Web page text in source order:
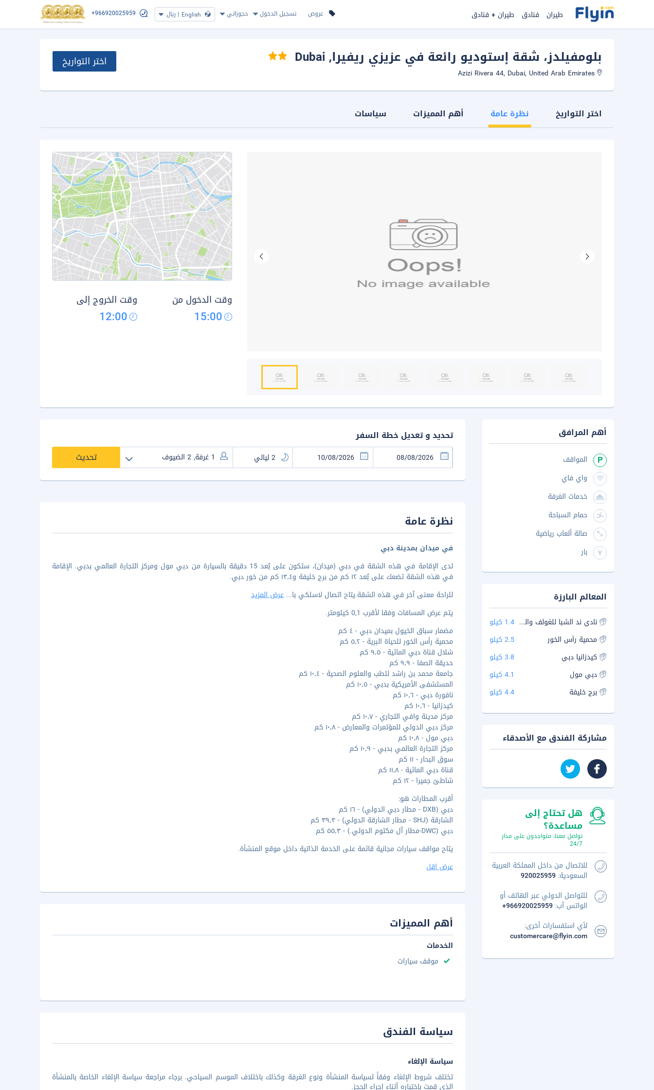
عروض تسجيل الدخول حجوزاتي English
| ريال +966920025959 طيران فنادق طيران + فنادق
بلومفيلدز، شقة إستوديو رائعة في عزيزي ريفيرا, Dubai اختر التواريخ
اختر التواريخ نظرة عامة أهم المميزات سياسات
وقت الدخول من
15:00
وقت الخروج إلى
12:00
تحديد و تعديل خطة السفر
تحديث
نظرة عامة
في ميدان بمدينة دبي
لدى الإقامة في هذه الشقة في دبي (ميدان)، ستكون على بُعد 15 دقيقة بالسيارة من دبي مول ومركز التجارة العالمي بدبي. الإقامة
في هذه الشقة تضعك على بُعد ١٢ كم من برج خليفة و١٣٫٤ كم من خور دبي.
للراحة معنى آخر في هذه الشقة.يتاح اتصال لاسلكي با...عرض المزيد
يتم عرض المسافات وفقا لأقرب 0,1 كيلومتر.
مضمار سباق الخيول بميدان دبي - ٤ كم
محمية رأس الخور للحياة البرية - ٥٫٢ كم
شلال قناة دبي المائية - ٩٫٥ كم
حديقة الصفا - ٩٫٩ كم
جامعة محمد بن راشد للطب والعلوم الصحية - ١٠٫٤ كم
المستشفى الأمريكية بدبي - ١٠٫٥ كم
نافورة دبي - ١٠٫٦ كم
كيدزانيا - ١٠٫٦ كم
مركز مدينة وافي التجاري - ١٠٫٧ كم
مركز دبي الدولي للمؤتمرات والمعارض - ١٠٫٨ كم
دبي مول - ١٠٫٨ كم
مركز التجارة العالمي بدبي - ١٠٫٩ كم
سوق البحار - ١١ كم
قناة دبي المائية - ١١٫٨ كم
شاطئ جميرا - ١٢ كم
أقرب المطارات هو:
دبي (DXB - مطار دبي الدولي) - ١٦ كم
الشارقة (SHJ - مطار الشارقة الدولي) - ٣٩٫٣ كم
دبي (DWC-مطار آل مكتوم الدولي.) - ٥٥٫٣ كم
يتاح مواقف سيارات مجانية قائمة على الخدمة الذاتية داخل موقع المنشأة.
عرض اقل
أهم المميزات
الخدمات
موقف سيارات
سياسة الفندق
سياسة الإلغاء
تختلف شروط الإلغاء وفقاً لسياسة المنشأة ونوع الغرفة وكذلك باختلاف الموسم السياحي. برجاء مراجعة سياسة الإلغاء الخاصة بالمنشأة
الذي قمت بإختياره أثناء إجراء الحجز.
أهم المرافق
المواقف
واي فاي
خدمات الغرفة
حمام السباحة
صالة ألعاب رياضية
بار
المعالم البارزة
نادي ند الشبا للغولف والسباق 1.4 كيلو
محمية رأس الخور
2.5 كيلو
كيدزانيا دبي
3.8 كيلو
دبي مول
4.1 كيلو
برج خليفة
4.4 كيلو
مشاركة الفندق مع الأصدقاء
هل تحتاج إلى
مساعدة؟
تواصل معنا، متواجدون على مدار
24/7
للاتصال من داخل المملكة العربية
السعودية: 920025959
للتواصل الدولي عبر الهاتف أو
الواتس آب: +966920025959
لأي استفسارات أخرى:
customercare@flyin.com